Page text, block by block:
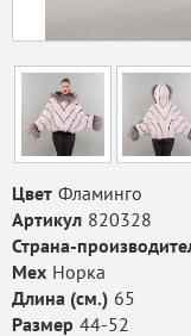
Цвет Фламинго
Артикул 820328
Страна-
Мех Норка
Длина (см.) 65
Размер 44-52